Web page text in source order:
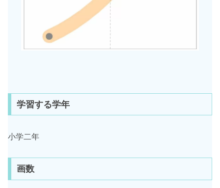
学習する学年
小学二年
画数